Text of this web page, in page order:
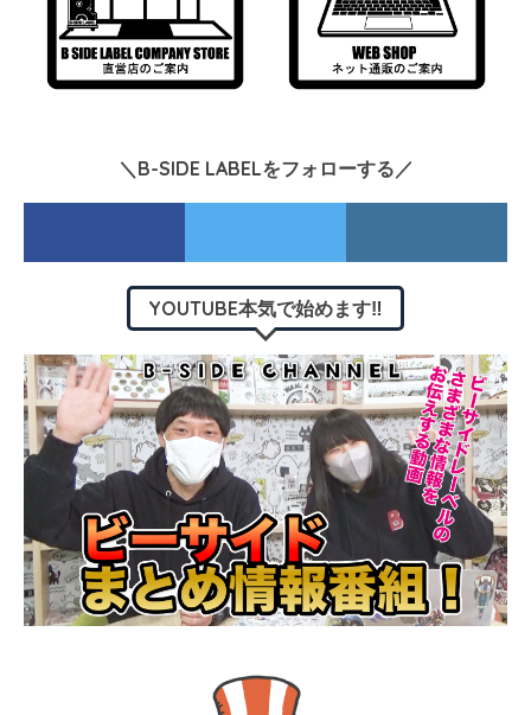
＼B-SIDE LABELをフォローする／
YOUTUBE本気で始めます‼︎